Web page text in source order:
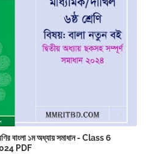
বাংলা ১ম অধ্যায় সমাধান - Class 6
PDF